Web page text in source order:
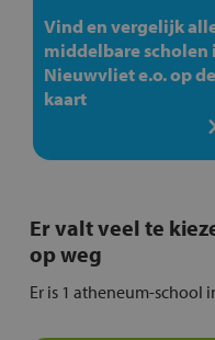
Vind en vergelijk
middelbare scholen
Nieuwvliet e.o. op de
kaart
Er valt veel te
op weg
Er is 1 atheneum-school